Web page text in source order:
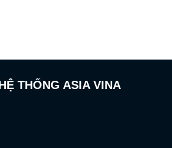
THỐNG ASIA VINA